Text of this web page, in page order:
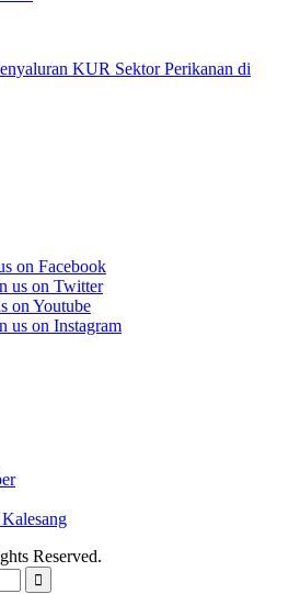
KUR Sektor Perikanan di
on Facebook
us on Twitter
on Youtube
us on Instagram
Reserved.